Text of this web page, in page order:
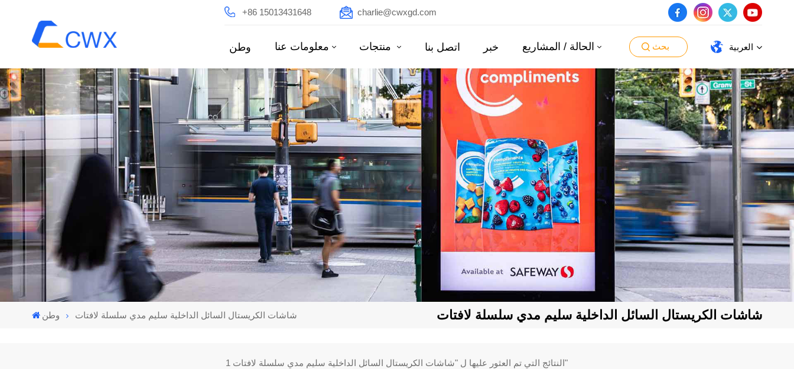
+86 15013431648 charlie@cwxgd.com
وطن معلومات عنا اتصل بنا خبر الحالة / المشاريع بحث العربية
English
español
português
日本語
وطن شاشات الكريستال السائل الداخلية سليم مدي سلسلة لافتات شاشات الكريستال السائل الداخلية سليم مدي سلسلة لافتات
1 النتائج التي تم العثور عليها ل "شاشات الكريستال السائل الداخلية سليم مدي سلسلة لافتات"